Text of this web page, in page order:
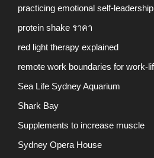
practicing emotional self-leadership
protein shake ราคา
red light therapy explained
remote work boundaries for work-
Sea Life Sydney Aquarium
Shark Bay
Supplements to increase muscle
Sydney Opera House